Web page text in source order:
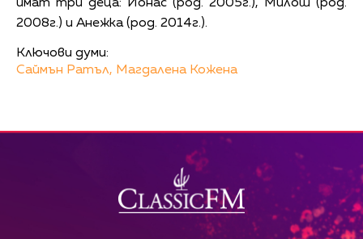
имат три деца: Йонас (род. 2005г.), Милош (род.
2008г.) и Анежка (род. 2014г.).
Ключови думи:
Саймън Ратъл, Магдалена Кожена